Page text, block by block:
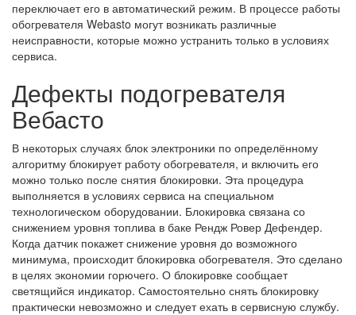
переключает его в автоматический режим. В процессе работы
обогревателя Webasto могут возникать различные
неисправности, которые можно устранить только в условиях
сервиса.
Дефекты подогревателя
Вебасто
В некоторых случаях блок электроники по определённому
алгоритму блокирует работу обогревателя, и включить его
можно только после снятия блокировки. Эта процедура
выполняется в условиях сервиса на специальном
технологическом оборудовании. Блокировка связана со
снижением уровня топлива в баке Рендж Ровер Дефендер.
Когда датчик покажет снижение уровня до возможного
минимума, происходит блокировка обогревателя. Это сделано
в целях экономии горючего. О блокировке сообщает
светящийся индикатор. Самостоятельно снять блокировку
практически невозможно и следует ехать в сервисную службу.